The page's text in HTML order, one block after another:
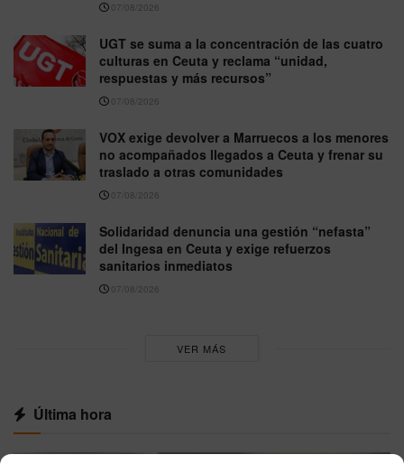
07/08/2026
UGT se suma a la concentración de las cuatro
culturas en Ceuta y reclama “unidad,
respuestas y más recursos”
07/08/2026
VOX exige devolver a Marruecos a los menores
no acompañados llegados a Ceuta y frenar su
traslado a otras comunidades
07/08/2026
Solidaridad denuncia una gestión “nefasta”
del Ingesa en Ceuta y exige refuerzos
sanitarios inmediatos
07/08/2026
VER MÁS
Última hora